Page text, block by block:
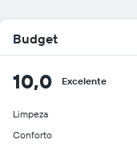
Budget
10,0 Excelente
Limpeza
Conforto